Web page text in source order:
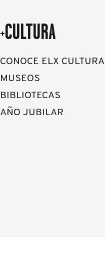
+CULTURA
CONOCE ELX CULTURA
MUSEOS
BIBLIOTECAS
AÑO JUBILAR